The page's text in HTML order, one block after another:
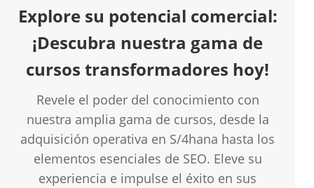
Explore su potencial comercial:
¡Descubra nuestra gama de
cursos transformadores hoy!
Revele el poder del conocimiento con
nuestra amplia gama de cursos, desde la
adquisición operativa en S/4hana hasta los
elementos esenciales de SEO. Eleve su
experiencia e impulse el éxito en sus